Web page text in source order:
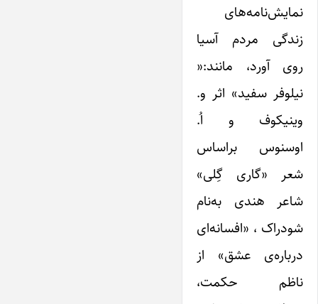
نمایش‌نامه‌های
زندگی مردم آسیا
روی آورد، مانند:«
نیلوفر سفید» اثر و.
وینیکوف و اُ.
اوسنوس براساس
شعر «گاری گِلی»
شاعر هندی به‌نام
شودراک ، «افسانه‌ای
درباره‌ی عشق» از
ناظم حکمت،